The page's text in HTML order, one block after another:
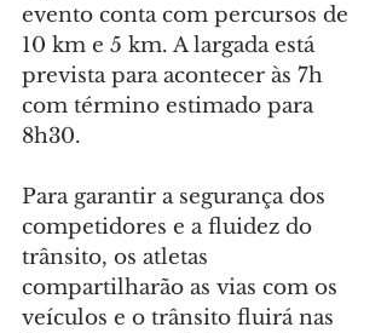
evento conta com percursos de
10 km e 5 km. A largada está
prevista para acontecer às 7h
com término estimado para
8h30.
Para garantir a segurança dos
competidores e a fluidez do
trânsito, os atletas
compartilharão as vias com os
veículos e o trânsito fluirá nas